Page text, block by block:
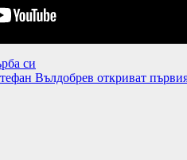
си
Вълдобрев откриват